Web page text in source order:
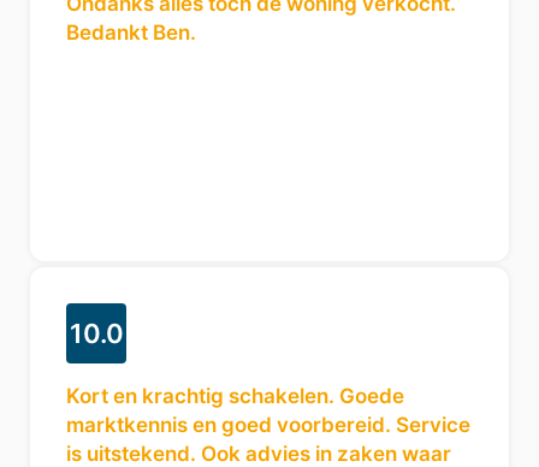
Bedankt Ben.
10.0
Kort en krachtig schakelen. Goede
marktkennis en goed voorbereid. Service
is uitstekend. Ook advies in zaken waar